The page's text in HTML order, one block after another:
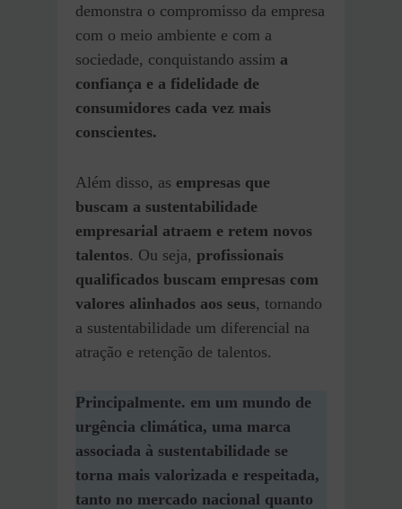
demonstra o compromisso da empresa
com o meio ambiente e com a
sociedade, conquistando assim a
confiança e a fidelidade de
consumidores cada vez mais
conscientes.
Além disso, as empresas que
buscam a sustentabilidade
empresarial atraem e retem novos
talentos. Ou seja, profissionais
qualificados buscam empresas com
valores alinhados aos seus, tornando
a sustentabilidade um diferencial na
atração e retenção de talentos.
Principalmente. em um mundo de
urgência climática, uma marca
associada à sustentabilidade se
torna mais valorizada e respeitada,
tanto no mercado nacional quanto